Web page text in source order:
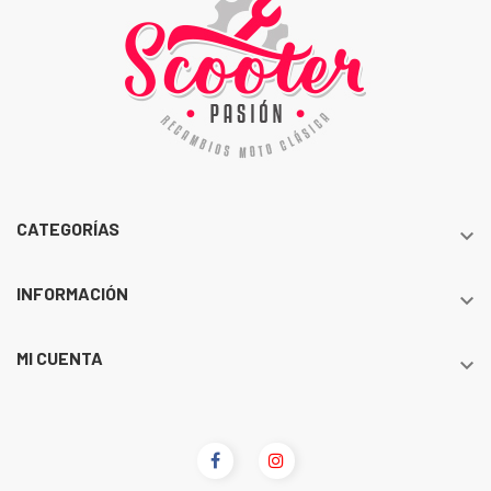
CATEGORÍAS 
INFORMACIÓN 
MI CUENTA 